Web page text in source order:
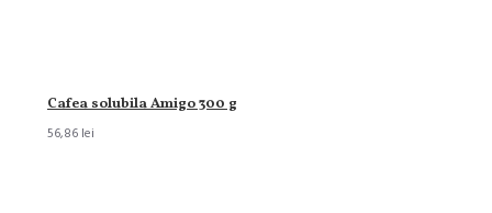
Cafea solubila Amigo 300 g
56,86 lei